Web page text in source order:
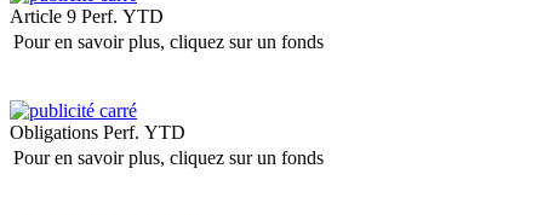
Article 9 Perf. YTD
Pour en savoir plus, cliquez sur un fonds
Obligations Perf. YTD
Pour en savoir plus, cliquez sur un fonds